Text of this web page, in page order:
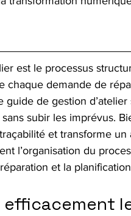
est le processus
chaque demande de
de gestion d’atelier
subir les imprévus.
et transforme
l’organisation du
et la